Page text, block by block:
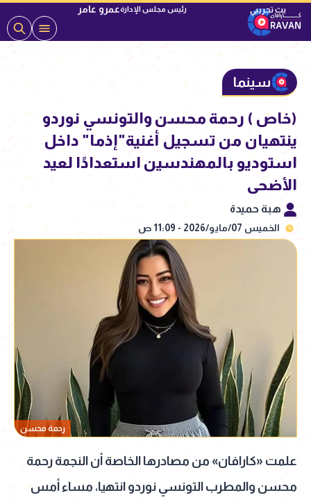
رئيس مجلس الإدارةعمرو عامر
سينما
(خاص ) رحمة محسن والتونسي نوردو
ينتهيان من تسجيل أغنية"إذما" داخل
استوديو بالمهندسين استعدادًا لعيد
الأضحى
هبة حميدة
الخميس 07/مايو/2026 - 11:09 ص
رحمة محسن
علمت «كارافان» من مصادرها الخاصة أن النجمة رحمة
محسن والمطرب التونسي نوردو انتهيا، مساء أمس